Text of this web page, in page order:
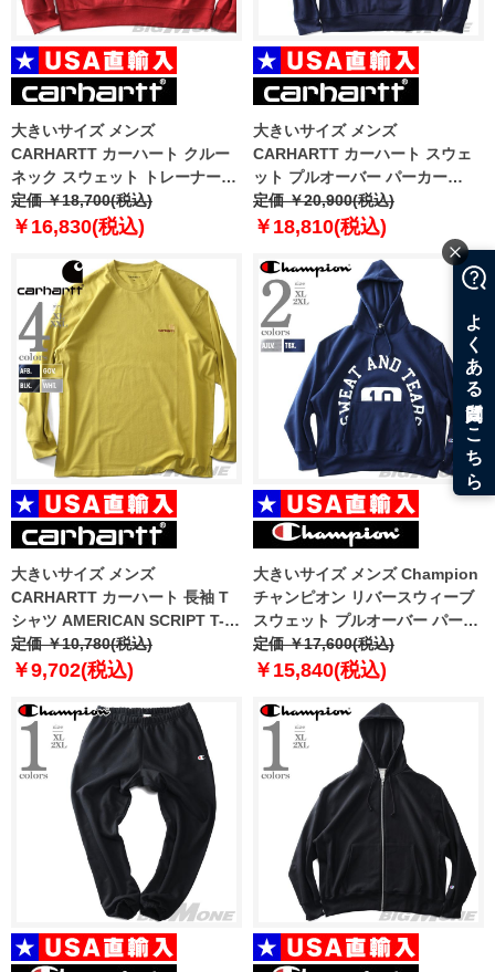
大きいサイズ メンズ
CARHARTT カーハート クルー
ネック スウェット トレーナー
AMERICAN SCRIPT SWEAT
USA直輸入 i025475
定価 ￥18,700(税込)
￥16,830(税込)
大きいサイズ メンズ
CARHARTT カーハート スウェ
ット プルオーバー パーカー
AMERICAN SCRIPT SWEAT
USA直輸入 i028279
定価 ￥20,900(税込)
￥18,810(税込)
大きいサイズ メンズ
CARHARTT カーハート 長袖 T
シャツ AMERICAN SCRIPT T-
SHIRT USA直輸入 i029955
定価 ￥10,780(税込)
￥9,702(税込)
大きいサイズ メンズ Champion
チャンピオン リバースウィーブ
スウェット プルオーバー パーカ
ー USA直輸入 gf68-5861
定価 ￥17,600(税込)
￥15,840(税込)